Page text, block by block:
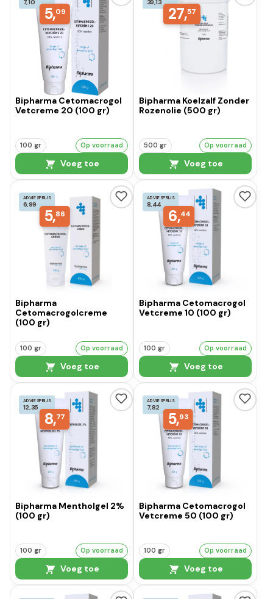
5,09
Bipharma Cetomacrogol
Vetcreme 20 (100 gr)
100 gr Op voorraad
Voeg toe
27,57
Bipharma Koelzalf Zonder
Rozenolie (500 gr)
500 gr Op voorraad
Voeg toe
ADVIESPRIJS
6,99
5,86
Bipharma
Cetomacrogolcreme
(100 gr)
100 gr Op voorraad
Voeg toe
ADVIESPRIJS
8,44
6,44
Bipharma Cetomacrogol
Vetcreme 10 (100 gr)
100 gr Op voorraad
Voeg toe
ADVIESPRIJS
12,35
8,77
Bipharma Mentholgel 2%
(100 gr)
100 gr Op voorraad
Voeg toe
ADVIESPRIJS
7,82
5,93
Bipharma Cetomacrogol
Vetcreme 50 (100 gr)
100 gr Op voorraad
Voeg toe